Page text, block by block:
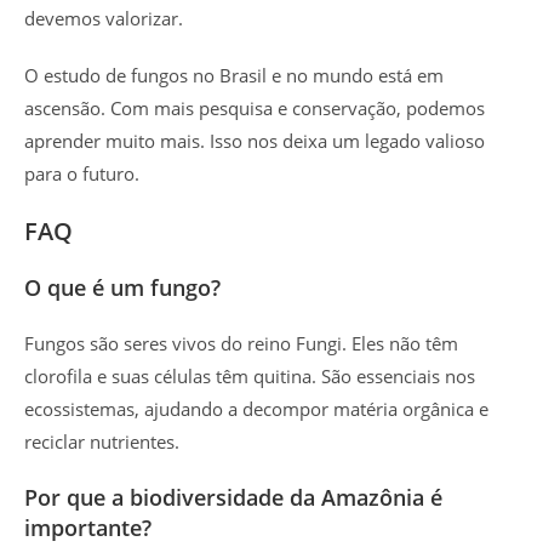
devemos valorizar.
O estudo de fungos no Brasil e no mundo está em
ascensão. Com mais pesquisa e conservação, podemos
aprender muito mais. Isso nos deixa um legado valioso
para o futuro.
FAQ
O que é um fungo?
Fungos são seres vivos do reino Fungi. Eles não têm
clorofila e suas células têm quitina. São essenciais nos
ecossistemas, ajudando a decompor matéria orgânica e
reciclar nutrientes.
Por que a biodiversidade da Amazônia é
importante?